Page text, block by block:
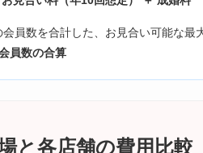
員数を合計した、お見合い可能な最
員数の合算
と各店舗の費用比較